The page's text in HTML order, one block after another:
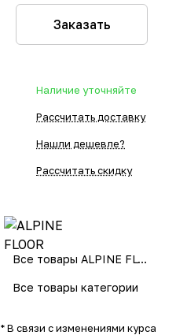
Заказать
Наличие уточняйте
Рассчитать доставку
Нашли дешевле?
Рассчитать скидку
Все товары ALPINE FLOOR
Все товары категории
* В связи с изменениями курса